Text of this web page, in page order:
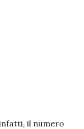
il numero